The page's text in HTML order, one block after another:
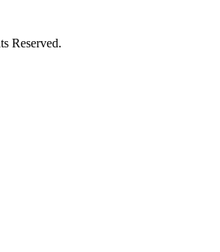
Reserved.